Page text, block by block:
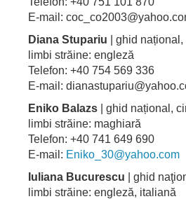
E-mail:
Diana Stupariu | ghid
limbi străine: engleză
Telefon: +40 754 569 336
E-mail:
Eniko Balazs | ghid
limbi străine: maghiară
Telefon: +40 741 649 690
E-mail: Eniko_30@yahoo.com
Iuliana Bucurescu | ghid
limbi străine: engleză,